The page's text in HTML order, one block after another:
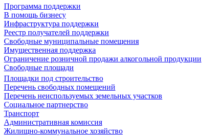
Программа поддержки
В помощь бизнесу
Инфраструктура поддержки
Реестр получателей поддержки
Свободные муниципальные помещения
Имущественная поддержка
Ограничение розничной продажи алкогольной продукции
Свободные площади
Площадки под строительство
Перечень свободных помещений
Перечень неиспользуемых земельных участков
Социальное партнерство
Транспорт
Административная комиссия
Жилищно-коммунальное хозяйство